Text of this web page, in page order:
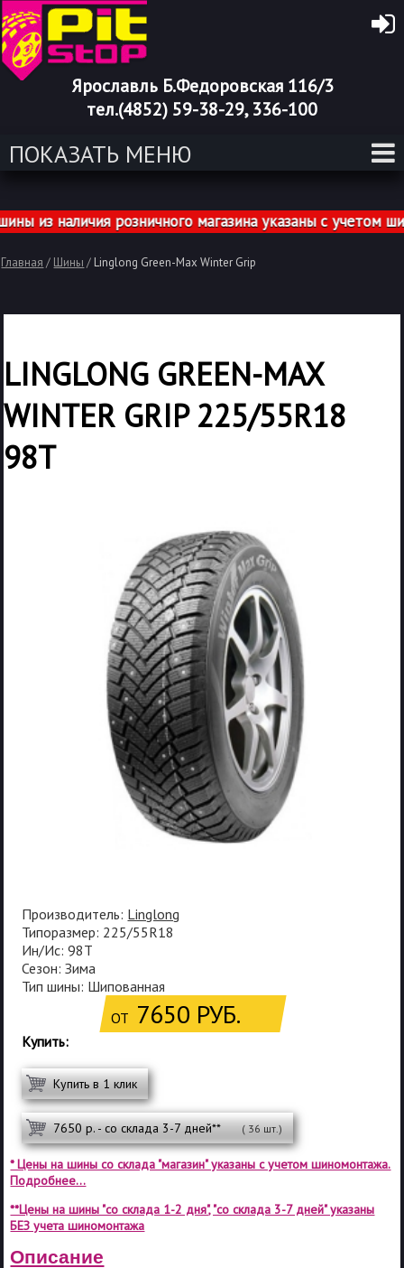
Ярославль Б.Федоровская 116/3
тел.(4852) 59-38-29, 336-100
ПОКАЗАТЬ МЕНЮ
наличия розничного магазина указаны с учетом
Главная / Шины / Linglong Green-Max Winter Grip
LINGLONG GREEN-MAX
WINTER GRIP 225/55R18
98T
Производитель: Linglong
Типоразмер: 225/55R18
Ин/Ис: 98T
Сезон: Зима
Тип шины: Шипованная
ОТ 7650 РУБ.
Купить:
Купить в 1 клик
7650 р. - со склада 3-7 дней** ( 36 шт.)
* Цены на шины со склада "магазин" указаны с учетом шиномонтажа.
Подробнее...
**Цены на шины "со склада 1-2 дня", "со склада 3-7 дней" указаны
БЕЗ учета шиномонтажа
Описание